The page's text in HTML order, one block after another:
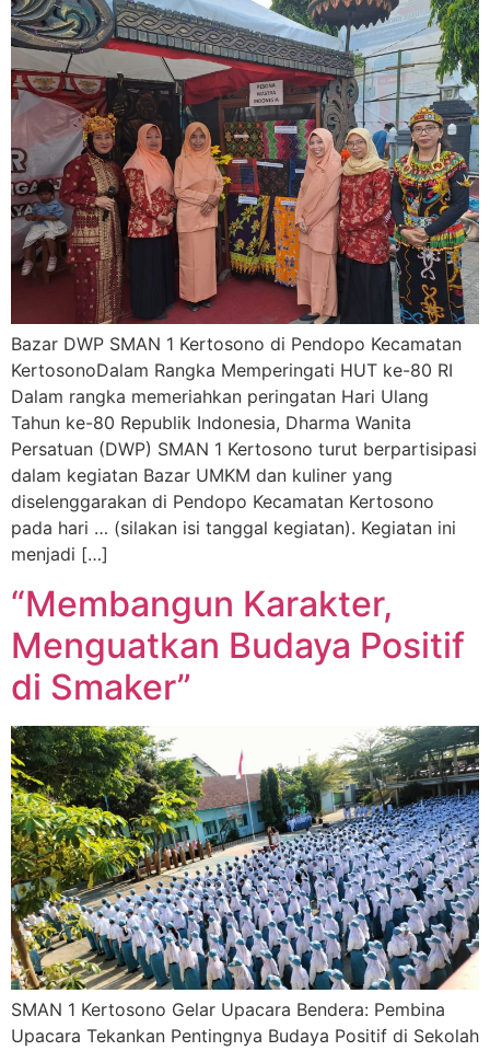
Bazar DWP SMAN 1 Kertosono di Pendopo Kecamatan
KertosonoDalam Rangka Memperingati HUT ke-80 RI
Dalam rangka memeriahkan peringatan Hari Ulang
Tahun ke-80 Republik Indonesia, Dharma Wanita
Persatuan (DWP) SMAN 1 Kertosono turut berpartisipasi
dalam kegiatan Bazar UMKM dan kuliner yang
diselenggarakan di Pendopo Kecamatan Kertosono
pada hari … (silakan isi tanggal kegiatan). Kegiatan ini
menjadi […]
“Membangun Karakter,
Menguatkan Budaya Positif
di Smaker”
SMAN 1 Kertosono Gelar Upacara Bendera: Pembina
Upacara Tekankan Pentingnya Budaya Positif di Sekolah